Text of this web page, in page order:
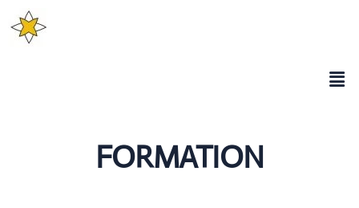
FORMATION